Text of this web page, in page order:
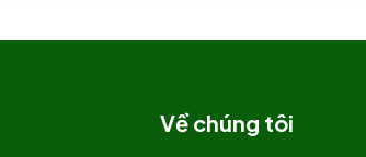
Về chúng tôi